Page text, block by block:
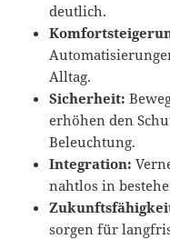
deutlich.
Alltag.
Sicherheit:
erhöhen den
Beleuchtung.
Integration:
nahtlos in
sorgen für